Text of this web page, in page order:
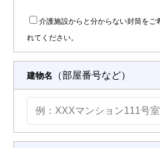
介護施設からと分からない封筒をご
れてください。
建物名 （部屋番号など）